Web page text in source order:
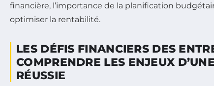
financière, l’importance de la planification
optimiser la rentabilité.
LES DÉFIS FINANCIERS DES
COMPRENDRE LES ENJEUX
RÉUSSIE